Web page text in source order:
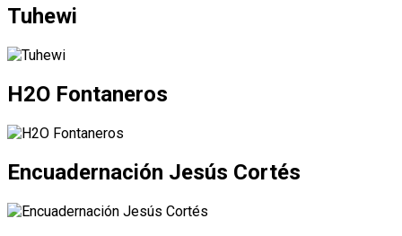
Tuhewi
H2O Fontaneros
Encuadernación Jesús Cortés